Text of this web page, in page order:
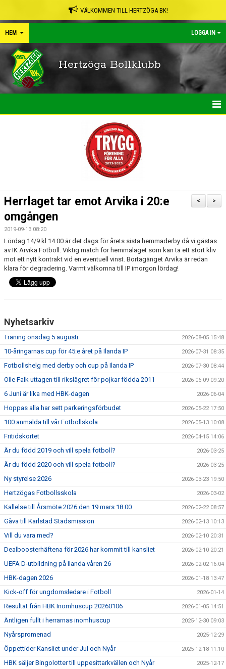
VÄLKOMMEN TILL HERTZÖGA BK!
HEM LOGGA IN
Hertzöga Bollklubb
SHOP
BLI MEDLEM
MATCHER
KONTAKTER & LAG
FÖRENINGSDOKUMENT_GAMLA
SPONSORER
FÖRENINGSDOKUMENT
>
<
Herrlaget tar emot Arvika i 20:e
omgången
2019-09-13 08:20
Lördag 14/9 kl 14.00 är det dags för årets sista hemmaderby då vi gästas
av IK Arvika Fotboll. Viktig match för hemmalaget som kan ta ett stort kliv
mot ett nytt kontrakt vid en eventuell vinst. Bortagänget Arvika är redan
klara för degradering. Varmt välkomna till IP imorgon lördag!
Nyhetsarkiv
Träning onsdag 5 augusti 2026-08-05 15:48
10-åringarnas cup för 45:e året på Ilanda IP 2026-07-31 08:35
Fotbollshelg med derby och cup på Ilanda IP 2026-07-30 08:44
Olle Falk uttagen till rikslägret för pojkar födda 2011 2026-06-09 09:20
6 Juni är lika med HBK-dagen 2026-06-04
Hoppas alla har sett parkeringsförbudet 2026-05-22 17:50
100 anmälda till vår Fotbollskola 2026-05-13 10:08
Fritidskortet 2026-04-15 14:06
Är du född 2019 och vill spela fotboll? 2026-03-25
Är du född 2020 och vill spela fotboll? 2026-03-25
Ny styrelse 2026 2026-03-23 19:50
Hertzögas Fotbollsskola 2026-03-02
Kallelse till Årsmöte 2026 den 19 mars 18.00 2026-02-22 08:57
Gåva till Karlstad Stadsmission 2026-02-13 10:13
Vill du vara med? 2026-02-10 20:31
Dealboosterhäftena för 2026 har kommit till kansliet 2026-02-10 20:21
UEFA D-utbildning på Ilanda våren 26 2026-02-02 16:04
HBK-dagen 2026 2026-01-18 13:47
Kick-off för ungdomsledare i Fotboll 2026-01-14
Resultat från HBK Inomhuscup 20260106 2026-01-05 14:51
Äntligen fullt i herrarnas inomhuscup 2025-12-30 09:03
Nyårspromenad 2025-12-29
Öppettider Kansliet under Jul och Nyår 2025-12-18 11:10
HBK säljer Bingolotter till uppesittarkvällen och Nyår 2025-12-17